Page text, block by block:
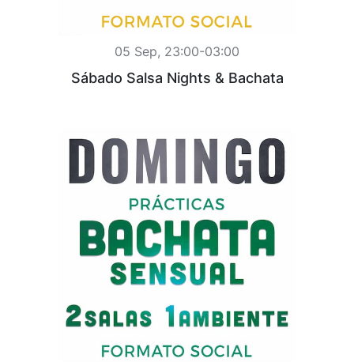
05 Sep, 23:00-03:00
Sábado Salsa Nights & Bachata